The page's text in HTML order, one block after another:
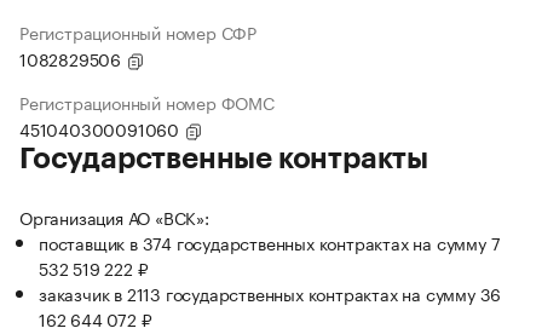
Регистрационный номер СФР
1082829506
Регистрационный номер ФОМС
451040300091060
Государственные контракты
Организация АО «ВСК»:
поставщик в 374 государственных контрактах на сумму 7
532 519 222 ₽
заказчик в 2113 государственных контрактах на сумму 36
162 644 072 ₽